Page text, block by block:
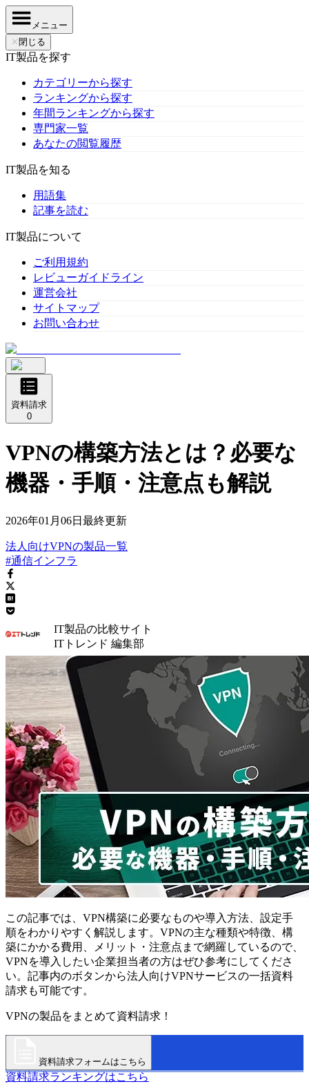
メニュー
✕ 閉じる
IT製品を探す
カテゴリーから探す
ランキングから探す
年間ランキングから探す
専門家一覧
あなたの閲覧履歴
IT製品を知る
用語集
記事を読む
IT製品について
ご利用規約
レビューガイドライン
運営会社
サイトマップ
お問い合わせ
資料請求
0
VPNの構築方法とは？必要な
機器・手順・注意点も解説
2026年01月06日 最終更新
法人向けVPNの製品一覧
#通信インフラ
IT製品の比較サイト
ITトレンド 編集部
この記事では、VPN構築に必要なものや導入方法、設定手
順をわかりやすく解説します。VPNの主な種類や特徴、構
築にかかる費用、メリット・注意点まで網羅しているので、
VPNを導入したい企業担当者の方はぜひ参考にしてくださ
い。記事内のボタンから法人向けVPNサービスの一括資料
請求も可能です。
VPNの製品をまとめて資料請求！
資料請求フォームはこちら
資料請求ランキングはこちら